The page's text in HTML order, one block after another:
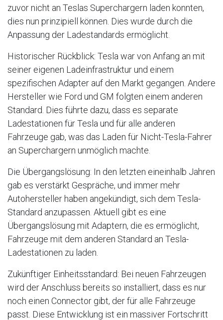
zuvor nicht an Teslas Superchargern laden konnten,
dies nun prinzipiell können. Dies wurde durch die
Anpassung der Ladestandards ermöglicht.
Historischer Rückblick: Tesla war von Anfang an mit
seiner eigenen Ladeinfrastruktur und einem
spezifischen Adapter auf den Markt gegangen. Andere
Hersteller wie Ford und GM folgten einem anderen
Standard. Dies führte dazu, dass es separate
Ladestationen für Tesla und für alle anderen
Fahrzeuge gab, was das Laden für Nicht-Tesla-Fahrer
an Superchargern unmöglich machte.
Die Übergangslösung: In den letzten eineinhalb Jahren
gab es verstärkt Gespräche, und immer mehr
Autohersteller haben angekündigt, sich dem Tesla-
Standard anzupassen. Aktuell gibt es eine
Übergangslösung mit Adaptern, die es ermöglicht,
Fahrzeuge mit dem anderen Standard an Tesla-
Ladestationen zu laden.
Zukünftiger Einheitsstandard: Bei neuen Fahrzeugen
wird der Anschluss bereits so installiert, dass es nur
noch einen Connector gibt, der für alle Fahrzeuge
passt. Diese Entwicklung ist ein massiver Fortschritt